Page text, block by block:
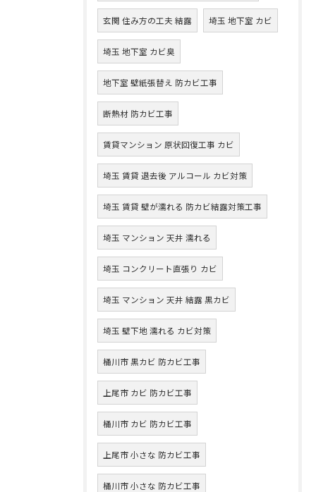
玄関 住み方の工夫 結露 埼玉 地下室 カビ
埼玉 地下室 カビ臭
地下室 壁紙張替え 防カビ工事
断熱材 防カビ工事
賃貸マンション 原状回復工事 カビ
埼玉 賃貸 退去後 アルコール カビ対策
埼玉 賃貸 壁が濡れる 防カビ結露対策工事
埼玉 マンション 天井 濡れる
埼玉 コンクリート直張り カビ
埼玉 マンション 天井 結露 黒カビ
埼玉 壁下地 濡れる カビ対策
桶川市 黒カビ 防カビ工事
上尾市 カビ 防カビ工事
桶川市 カビ 防カビ工事
上尾市 小さな 防カビ工事
桶川市 小さな 防カビ工事